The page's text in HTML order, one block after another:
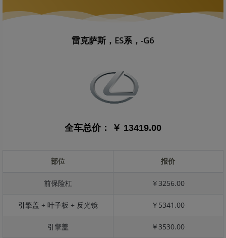
雷克萨斯，ES系，-G6
全车总价： ￥ 13419.00
部位 报价
前保险杠 ￥3256.00
引擎盖 + 叶子板 + 反光镜 ￥5341.00
引擎盖 ￥3530.00